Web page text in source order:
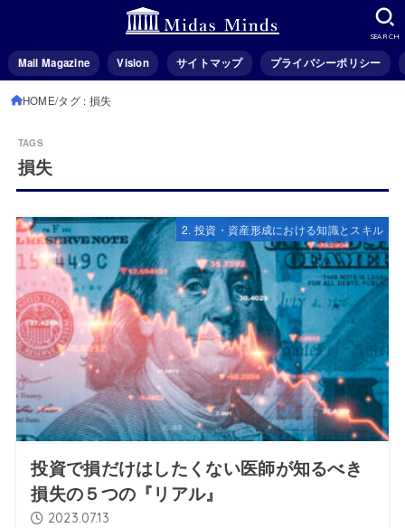
Mail Magazine Vision サイトマップ プライバシーポリシー
SEARCH
HOME タグ : 損失
損失
2. 投資・資産形成における知識とスキル
投資で損だけはしたくない医師が知るべき
損失の５つの『リアル』
2023.07.13